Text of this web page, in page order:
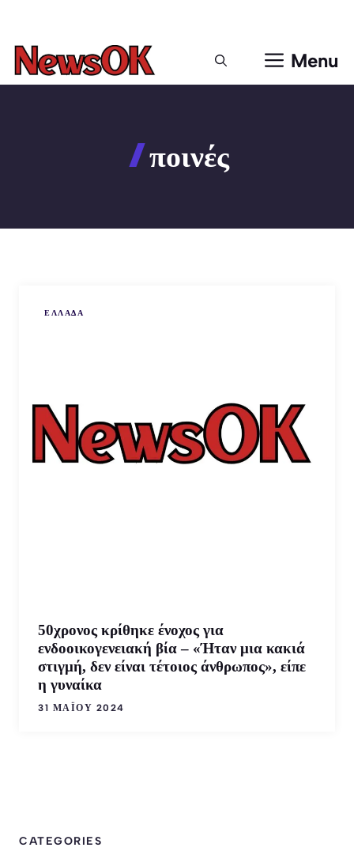
περιεχόμενο
Menu
ποινές
ΕΛΛΑΔΑ
50χρονος κρίθηκε ένοχος για
ενδοοικογενειακή βία – «Ήταν μια κακιά
στιγμή, δεν είναι τέτοιος άνθρωπος», είπε
η γυναίκα
31 ΜΑΪ́ΟΥ 2024
CATEGORIES